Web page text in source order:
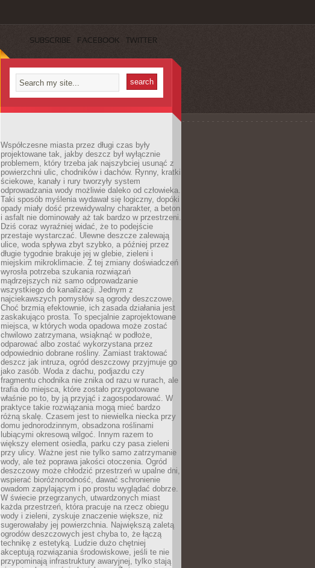
SUBSCRIBE FACEBOOK TWITTER
Współczesne miasta przez długi czas były
projektowane tak, jakby deszcz był wyłącznie
problemem, który trzeba jak najszybciej usunąć z
powierzchni ulic, chodników i dachów. Rynny, kratki
ściekowe, kanały i rury tworzyły system
odprowadzania wody możliwie daleko od człowieka.
Taki sposób myślenia wydawał się logiczny, dopóki
opady miały dość przewidywalny charakter, a beton
i asfalt nie dominowały aż tak bardzo w przestrzeni.
Dziś coraz wyraźniej widać, że to podejście
przestaje wystarczać. Ulewne deszcze zalewają
ulice, woda spływa zbyt szybko, a później przez
długie tygodnie brakuje jej w glebie, zieleni i
miejskim mikroklimacie. Z tej zmiany doświadczeń
wyrosła potrzeba szukania rozwiązań
mądrzejszych niż samo odprowadzanie
wszystkiego do kanalizacji. Jednym z
najciekawszych pomysłów są ogrody deszczowe.
Choć brzmią efektownie, ich zasada działania jest
zaskakująco prosta. To specjalnie zaprojektowane
miejsca, w których woda opadowa może zostać
chwilowo zatrzymana, wsiąknąć w podłoże,
odparować albo zostać wykorzystana przez
odpowiednio dobrane rośliny. Zamiast traktować
deszcz jak intruza, ogród deszczowy przyjmuje go
jako zasób. Woda z dachu, podjazdu czy
fragmentu chodnika nie znika od razu w rurach, ale
trafia do miejsca, które zostało przygotowane
właśnie po to, by ją przyjąć i zagospodarować. W
praktyce takie rozwiązania mogą mieć bardzo
różną skalę. Czasem jest to niewielka niecka przy
domu jednorodzinnym, obsadzona roślinami
lubiącymi okresową wilgoć. Innym razem to
większy element osiedla, parku czy pasa zieleni
przy ulicy. Ważne jest nie tylko samo zatrzymanie
wody, ale też poprawa jakości otoczenia. Ogród
deszczowy może chłodzić przestrzeń w upalne dni,
wspierać bioróżnorodność, dawać schronienie
owadom zapylającym i po prostu wyglądać dobrze.
W świecie przegrzanych, utwardzonych miast
każda przestrzeń, która pracuje na rzecz obiegu
wody i zieleni, zyskuje znaczenie większe, niż
sugerowałaby jej powierzchnia. Największą zaletą
ogrodów deszczowych jest chyba to, że łączą
technikę z estetyką. Ludzie dużo chętniej
akceptują rozwiązania środowiskowe, jeśli te nie
przypominają infrastruktury awaryjnej, tylko stają